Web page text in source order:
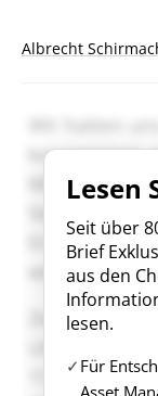
Albrecht
Lesen
Seit über
Brief
aus den
lesen.
Für
Asset